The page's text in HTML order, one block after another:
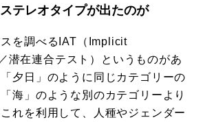
テレオタイプが出たのが
を調べるIAT（Implicit
潜在連合テスト）というものがあ
夕日」のように同じカテゴリーの
海」のような別のカテゴリーより
れを利用して、人種やジェンダー